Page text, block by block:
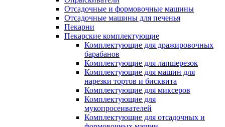
Отсадочные и формовочные машины
Отсадочные машины для печенья
Пекарни
Пекарские комплектующие
Комплектующие для дражировочных
барабанов
Комплектующие для лапшерезок
Комплектующие для машин для
нарезки тортов и бисквита
Комплектующие для миксеров
Комплектующие для
мукопросеивателей
Комплектующие для отсадочных и